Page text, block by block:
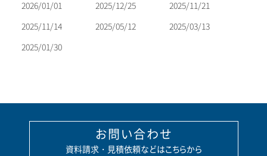
ン
2026/01/01
2025/12/25
2025/11/21
2025/11/14
2025/05/12
2025/03/13
2025/01/30
お問い合わせ
資料請求・見積依頼などはこちらから